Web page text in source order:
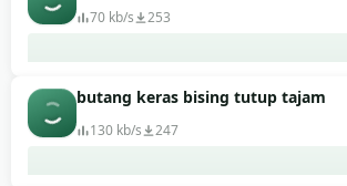
70 kb/s 253
butang keras bising tutup tajam
130 kb/s 247